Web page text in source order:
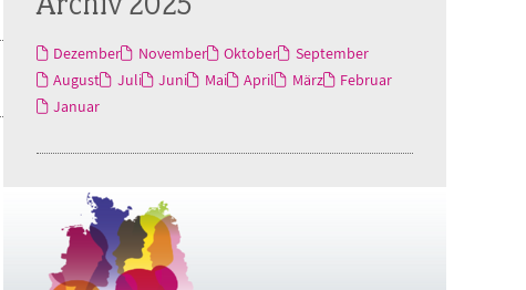
Dezember November Oktober
September
August
Juli Juni Mai April März
Februar
Januar